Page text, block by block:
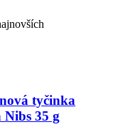
tyčinka
35 g